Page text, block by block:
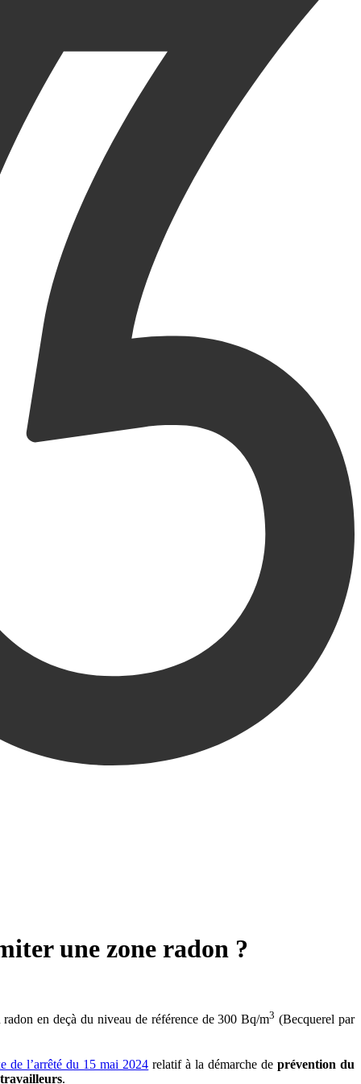
une zone radon ?
en deçà du niveau de référence de 300 Bq/m3 (Becquerel par
de l’arrêté du 15 mai 2024 relatif à la démarche deprévention du
.